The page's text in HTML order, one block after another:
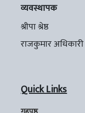
व्यवस्थापक
श्रीपा श्रेष्ठ
राजकुमार अधिकारी
Quick Links